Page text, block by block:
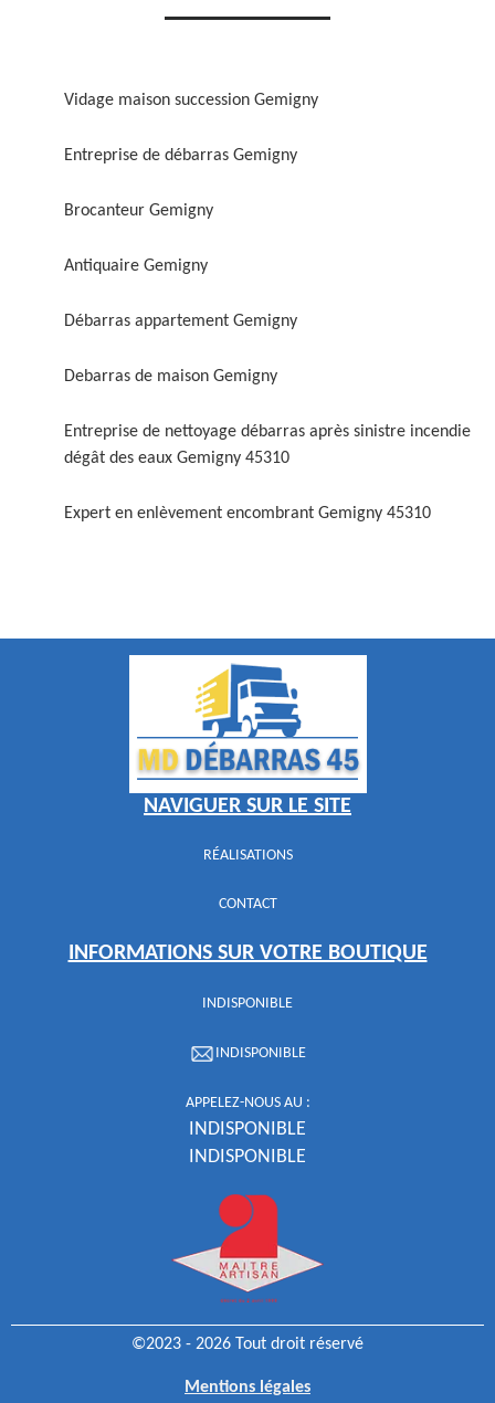
Vidage maison succession Gemigny
Entreprise de débarras Gemigny
Brocanteur Gemigny
Antiquaire Gemigny
Débarras appartement Gemigny
Debarras de maison Gemigny
Entreprise de nettoyage débarras après sinistre incendie
dégât des eaux Gemigny 45310
Expert en enlèvement encombrant Gemigny 45310
NAVIGUER SUR LE SITE
RÉALISATIONS
CONTACT
INFORMATIONS SUR VOTRE BOUTIQUE
INDISPONIBLE
INDISPONIBLE
APPELEZ-NOUS AU :
INDISPONIBLE
INDISPONIBLE
©2023 - 2026 Tout droit réservé
Mentions légales